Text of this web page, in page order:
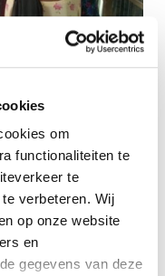
om
functionaliteiten te
te
verbeteren. Wij
op onze website
en
gegevens van deze
in verschillende